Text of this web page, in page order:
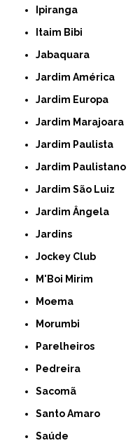
Ipiranga
Itaim Bibi
Jabaquara
Jardim América
Jardim Europa
Jardim Marajoara
Jardim Paulista
Jardim Paulistano
Jardim São Luiz
Jardim Ângela
Jardins
Jockey Club
M'Boi Mirim
Moema
Morumbi
Parelheiros
Pedreira
Sacomã
Santo Amaro
Saúde